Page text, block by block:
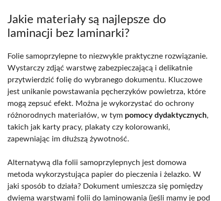
Jakie materiały są najlepsze do
laminacji bez laminarki?
Folie samoprzylepne to niezwykle praktyczne rozwiązanie.
Wystarczy zdjąć warstwę zabezpieczającą i delikatnie
przytwierdzić folię do wybranego dokumentu. Kluczowe
jest unikanie powstawania pęcherzyków powietrza, które
mogą zepsuć efekt. Można je wykorzystać do ochrony
różnorodnych materiałów, w tym pomocy dydaktycznych,
takich jak karty pracy, plakaty czy kolorowanki,
zapewniając im dłuższą żywotność.
Alternatywą dla folii samoprzylepnych jest domowa
metoda wykorzystująca papier do pieczenia i żelazko. W
jaki sposób to działa? Dokument umieszcza się pomiędzy
dwiema warstwami folii do laminowania (jeśli mamy je pod